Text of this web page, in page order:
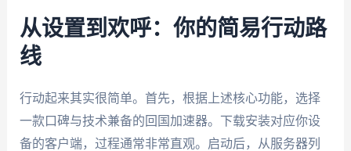
从设置到欢呼：你的简易行动路
线
行动起来其实很简单。首先，根据上述核心功能，选择
一款口碑与技术兼备的回国加速器。下载安装对应你设
备的客户端，过程通常非常直观。启动后，从服务器列